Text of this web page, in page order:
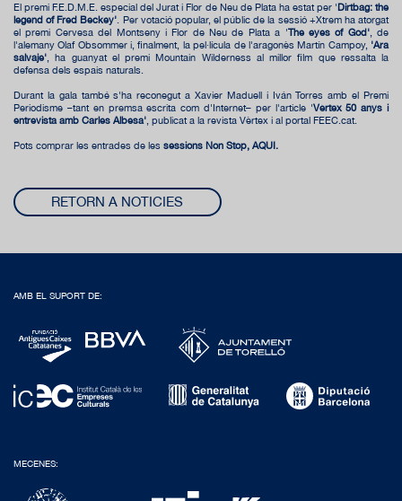
El premi F.E.D.M.E. especial del Jurat i Flor de Neu de Plata ha estat per 'Dirtbag: the
legend of Fred Beckey' . Per votació popular, el públic de la sessió +Xtrem ha atorgat
el premi Cervesa del Montseny i Flor de Neu de Plata a 'The eyes of God', de
l'alemany Olaf Obsommer i, finalment, la pel·lícula de l'aragonès Martín Campoy, 'Ara
salvaje' , ha guanyat el premi Mountain Wilderness al millor film que ressalta la
defensa dels espais naturals.
Durant la gala també s'ha reconegut a Xavier Maduell i Iván Torres amb el Premi
Periodisme –tant en premsa escrita com d'Internet– per l'article 'Vèrtex 50 anys i
entrevista amb Carles Albesa' , publicat a la revista Vèrtex i al portal FEEC.cat.
Pots comprar les entrades de les sessions Non Stop, AQUÍ.
RETORN A NOTICIES
AMB EL SUPORT DE:
MECENES: